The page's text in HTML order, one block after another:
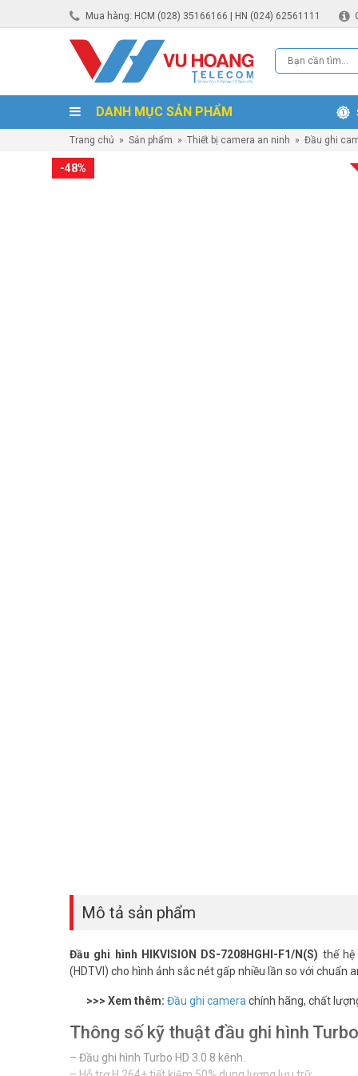
Mua hàng: HCM (028) 35166166 | HN (024) 62561111
DANH MỤC SẢN PHẨM
Trang chủ » Sản phẩm » Thiết bị camera an ninh » Đầu ghi
-48%
Mô tả sản phẩm
Đầu ghi hình HIKVISION DS-7208HGHI-F1/N(S) thế
(HDTVI) cho hình ảnh sắc nét gấp nhiều lần so với
>>> Xem thêm: Đầu ghi camera chính hãng, chất
Thông số kỹ thuật đầu ghi hình
– Đầu ghi hình Turbo HD 3.0 8 kênh.